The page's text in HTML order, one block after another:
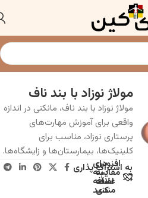
مولاژ نوزاد با بند ناف
مولاژ نوزاد با بند ناف، مانکنی در اندازه
واقعی برای آموزش مهارت‌های
پرستاری نوزاد، مناسب برای
کلینیک‌ها، بیمارستان‌ها و زایشگاه‌ها.
برای
مقایسه
اضافه
کنید
افزودن
به
علاقه
مندی
به اشتراک پذاری